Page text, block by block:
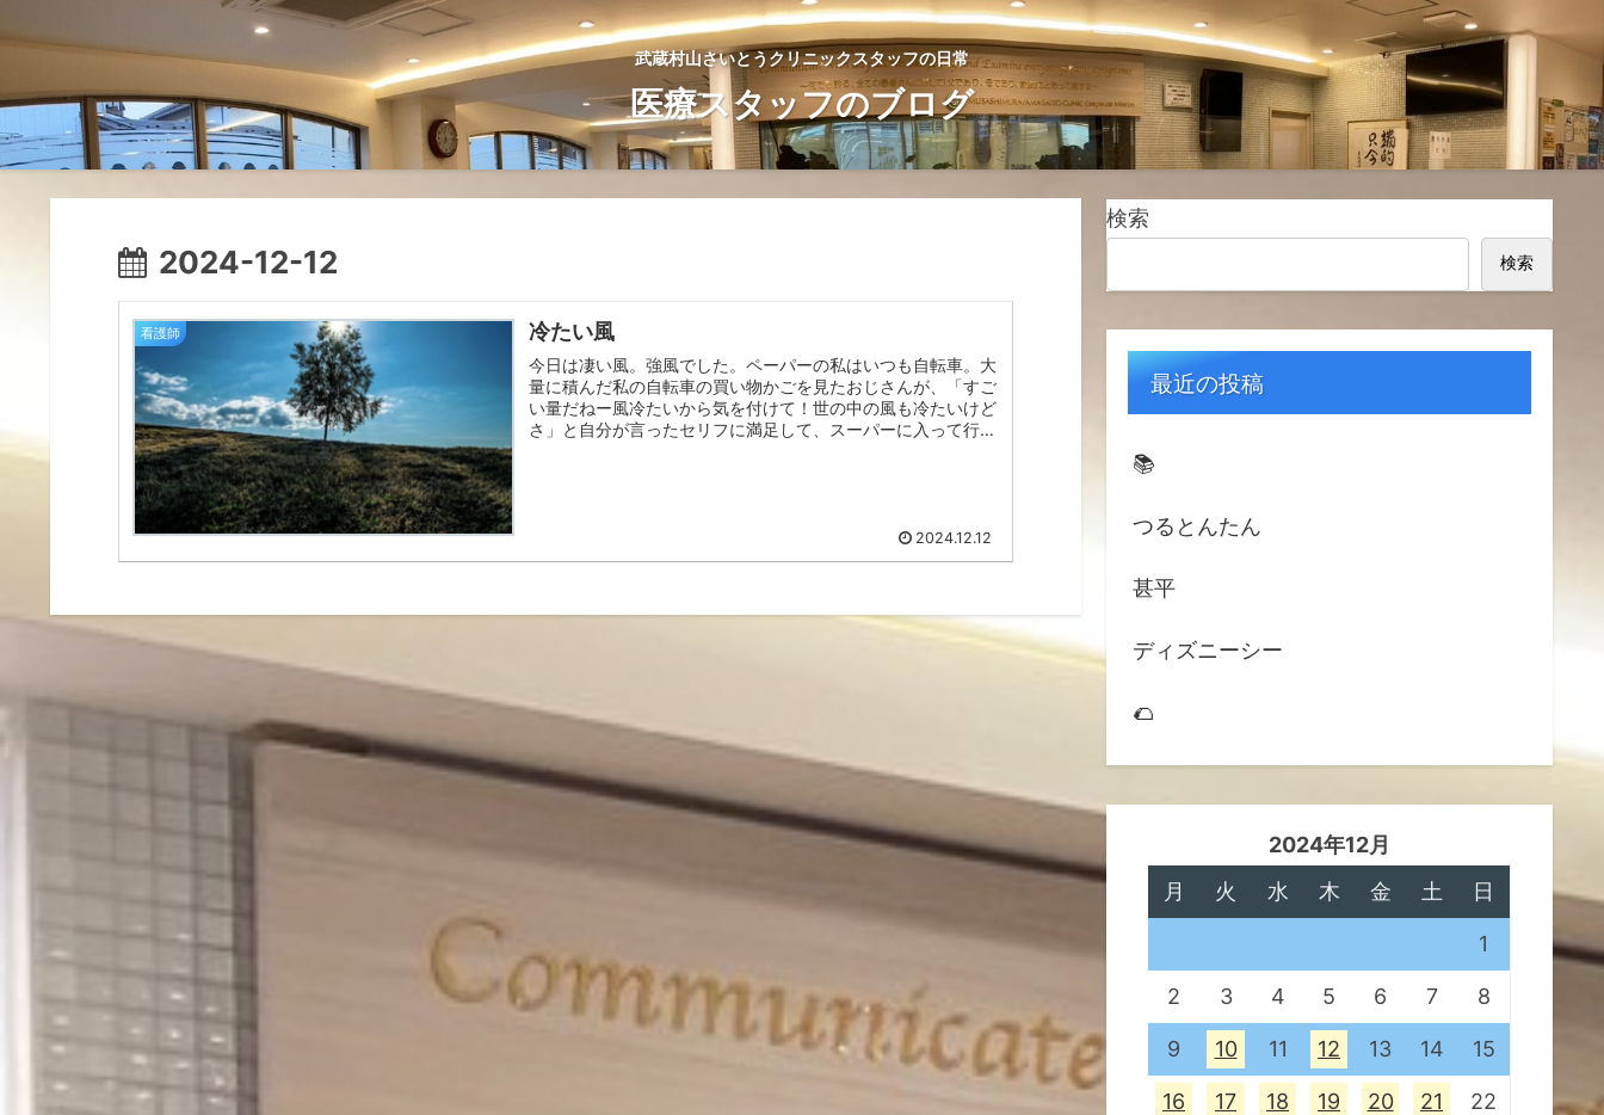
武蔵村山さいとうクリニックスタッフの日常
医療スタッフのブログ
2024-12-12
看護師 冷たい風
今日は凄い風。強風でした。ペーパーの私はいつも自転車。大
量に積んだ私の自転車の買い物かごを見たおじさんが、「すご
い量だねー風冷たいから気を付けて！世の中の風も冷たいけど
さ」と自分が言ったセリフに満足して、スーパーに入って行き
2024.12.12
検索
検索
最近の投稿
📚️
つるとんたん
甚平
ディズニーシー
🌮
2024年12月
月
火 水 木 金 土 日
1
2 3 4 5 6 7 8
9 10 11 12 13 14 15
16 17 18 19 20 21 22